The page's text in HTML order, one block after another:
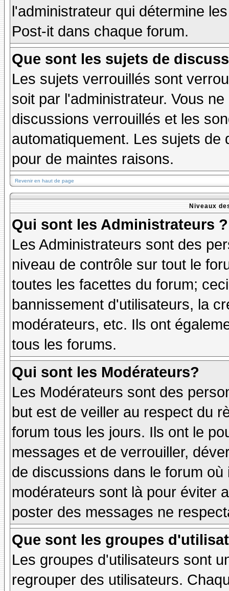
l'administrateur qui détermine
Post-it dans chaque forum.
Que sont les sujets de
Les sujets verrouillés sont
soit par l'administrateur. Vous
discussions verrouillés et les
automatiquement. Les sujets
pour de maintes raisons.
Revenir en haut de page
Niveaux
Qui sont les Administrateurs ?
Les Administrateurs sont des
niveau de contrôle sur tout le
toutes les facettes du forum;
bannissement d'utilisateurs, la
modérateurs, etc. Ils ont
tous les forums.
Qui sont les Modérateurs?
Les Modérateurs sont des
but est de veiller au respect du
forum tous les jours. Ils ont le
messages et de verrouiller,
de discussions dans le forum
modérateurs sont là pour éviter
poster des messages ne
Que sont les groupes
Les groupes d'utilisateurs sont
regrouper des utilisateurs.